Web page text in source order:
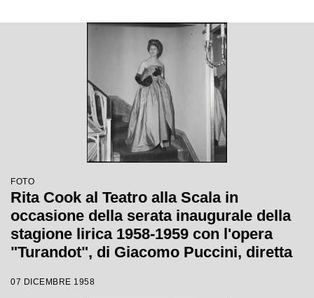
FOTO
Rita Cook al Teatro alla Scala in
occasione della serata inaugurale della
stagione lirica 1958-1959 con l'opera
"Turandot", di Giacomo Puccini, diretta
Margherita Wallmann
07 DICEMBRE 1958